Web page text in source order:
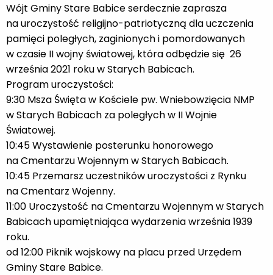
Wójt Gminy Stare Babice serdecznie zaprasza
na uroczystość religijno-patriotyczną dla uczczenia
pamięci poległych, zaginionych i pomordowanych
w czasie II wojny światowej, która odbędzie się 26
września 2021 roku w Starych Babicach.
Program uroczystości:
9:30 Msza Święta w Kościele pw. Wniebowzięcia NMP
w Starych Babicach za poległych w II Wojnie
Światowej.
10:45 Wystawienie posterunku honorowego
na Cmentarzu Wojennym w Starych Babicach.
10:45 Przemarsz uczestników uroczystości z Rynku
na Cmentarz Wojenny.
11:00 Uroczystość na Cmentarzu Wojennym w Starych
Babicach upamiętniająca wydarzenia września 1939
roku.
od 12:00 Piknik wojskowy na placu przed Urzędem
Gminy Stare Babice.